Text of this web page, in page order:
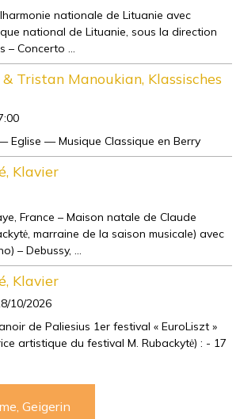
nationale de Lituanie avec
national de Lituanie, sous la direction
Concerto ...
Tristan Manoukian, Klassisches
Eglise — Musique Classique en Berry
Klavier
France – Maison natale de Claude
marraine de la saison musicale) avec
– Debussy, ...
Klavier
10/2026
de Paliesius 1er festival « EuroLiszt »
artistique du festival M. Rubackytė) : - 17
Geigerin